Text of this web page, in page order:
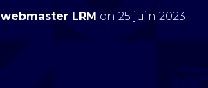
webmaster LRM on 25 juin 2023